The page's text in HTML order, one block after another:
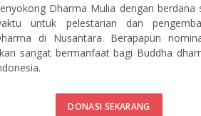
Dharma Mulia dengan berdana
untuk pelestarian dan
di Nusantara. Berapapun
sangat bermanfaat bagi Buddha
DONASI SEKARANG